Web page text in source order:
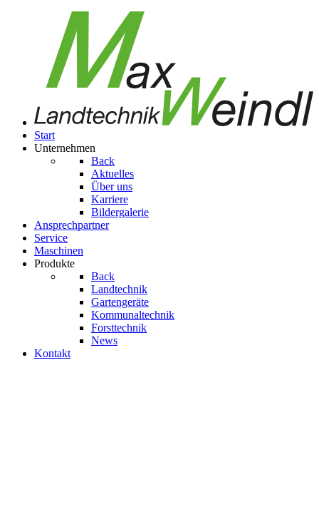
Start
Unternehmen
Back
Aktuelles
Über uns
Karriere
Bildergalerie
Ansprechpartner
Service
Maschinen
Produkte
Back
Landtechnik
Gartengeräte
Kom­mu­nal­tech­nik
Forsttechnik
News
Kontakt